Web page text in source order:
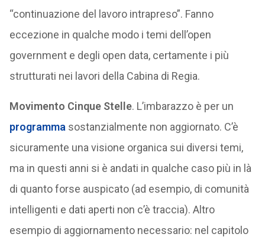
“continuazione del lavoro intrapreso”. Fanno
eccezione in qualche modo i temi dell’open
government e degli open data, certamente i più
strutturati nei lavori della Cabina di Regia.
Movimento Cinque Stelle. L’imbarazzo è per un
programma sostanzialmente non aggiornato. C’è
sicuramente una visione organica sui diversi temi,
ma in questi anni si è andati in qualche caso più in là
di quanto forse auspicato (ad esempio, di comunità
intelligenti e dati aperti non c’è traccia). Altro
esempio di aggiornamento necessario: nel capitolo